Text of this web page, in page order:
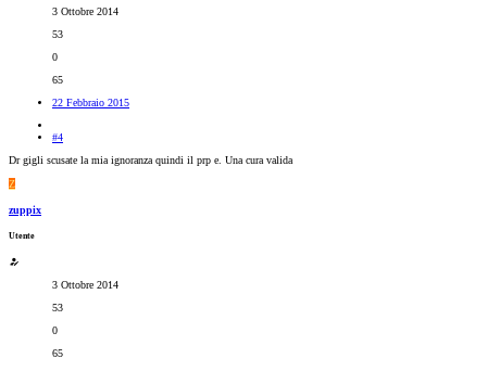
3 Ottobre 2014
53
0
65
22 Febbraio 2015
#4
Dr gigli scusate la mia ignoranza quindi il prp e. Una cura valida
Z
zuppix
Utente
3 Ottobre 2014
53
0
65